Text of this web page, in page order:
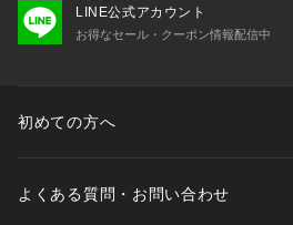
LINE公式アカウント
お得なセール・クーポン情報配信中
初めての方へ
よくある質問・お問い合わせ